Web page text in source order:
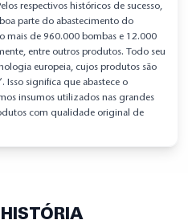
respectivos históricos de sucesso,
parte do abastecimento do
mais de 960.000 bombas e 12.000
entre outros produtos. Todo seu
europeia, cujos produtos são
Isso significa que abastece o
insumos utilizados nas grandes
com qualidade original de